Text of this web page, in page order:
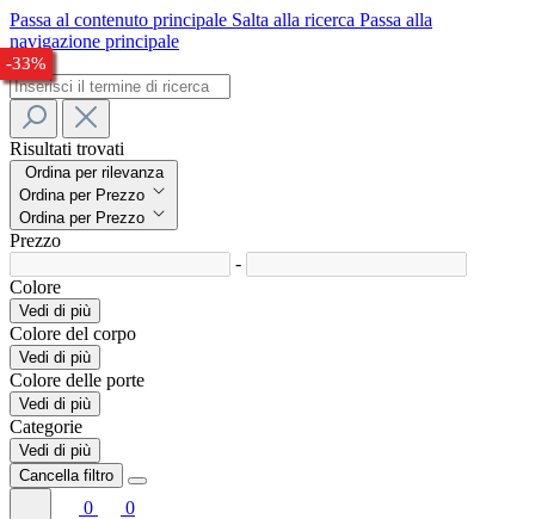
Passa al contenuto principale Salta alla ricerca Passa alla
navigazione principale
Risultati trovati
Ordina per rilevanza
Ordina per Prezzo
Ordina per Prezzo
Prezzo
-
Colore
Vedi di più
Colore del corpo
Vedi di più
Colore delle porte
Vedi di più
Categorie
Vedi di più
Cancella filtro
0 0
-32%
-28%
-24%
-30%
-30%
-27%
-32%
-33%